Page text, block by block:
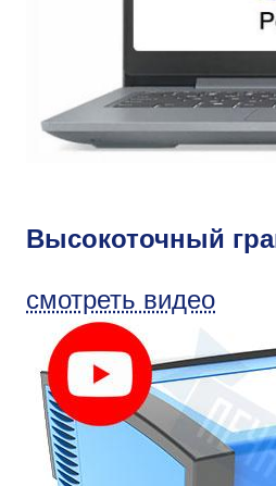
Высокоточный
смотреть видео